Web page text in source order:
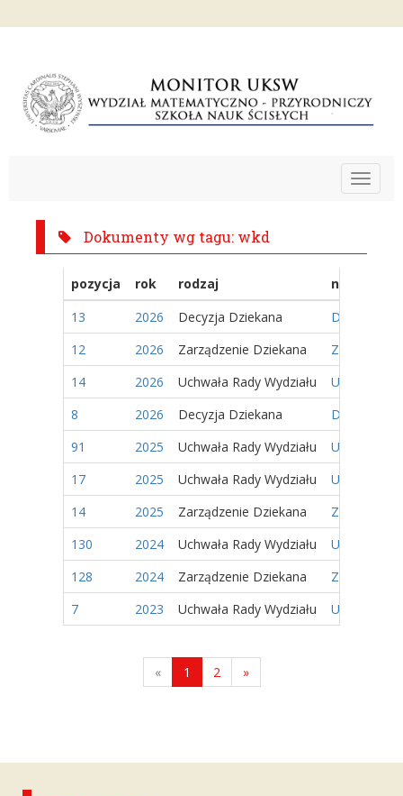
Toggle
Dokumenty wg tagu: wkd
pozycja rok rodzaj
nazwa
13
2026 Decyzja Dziekana
Decyzja Nr
12
2026 Zarządzenie Dziekana
14
2026 Uchwała Rady Wydziału
Uchwała
8
2026 Decyzja Dziekana
Decyzja Nr
91
2025 Uchwała Rady Wydziału
Uchwała
17
2025 Uchwała Rady Wydziału
Uchwała
14
2025 Zarządzenie Dziekana
130
2024 Uchwała Rady Wydziału
Uchwała
128
2024 Zarządzenie Dziekana
7
2023 Uchwała Rady Wydziału Uchwała nr
« 1 2 »